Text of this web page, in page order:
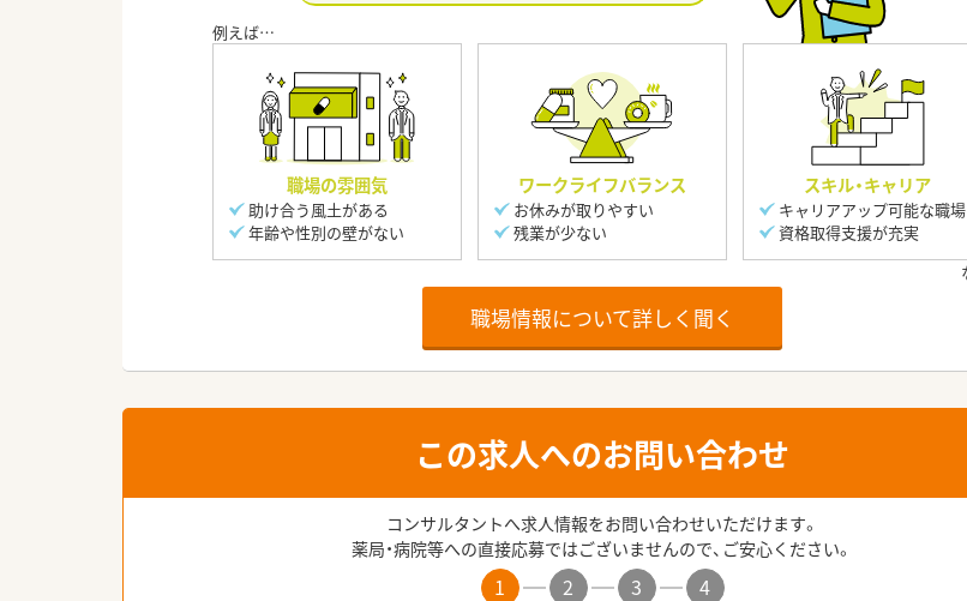
職場の雰囲気
助け合う風土がある
年齢や性別の壁がない
ワークライフバランス
お休みが取りやすい
残業が少ない
スキル・キャリア
キャリアアップ可能な職場
資格取得支援が充実
職場情報について詳しく聞く
この求人へのお問い合わせ
コンサルタントへ求人情報をお問い合わせいただけます。
薬局・病院等への直接応募ではございませんので、ご安心ください。
1 2 3 4